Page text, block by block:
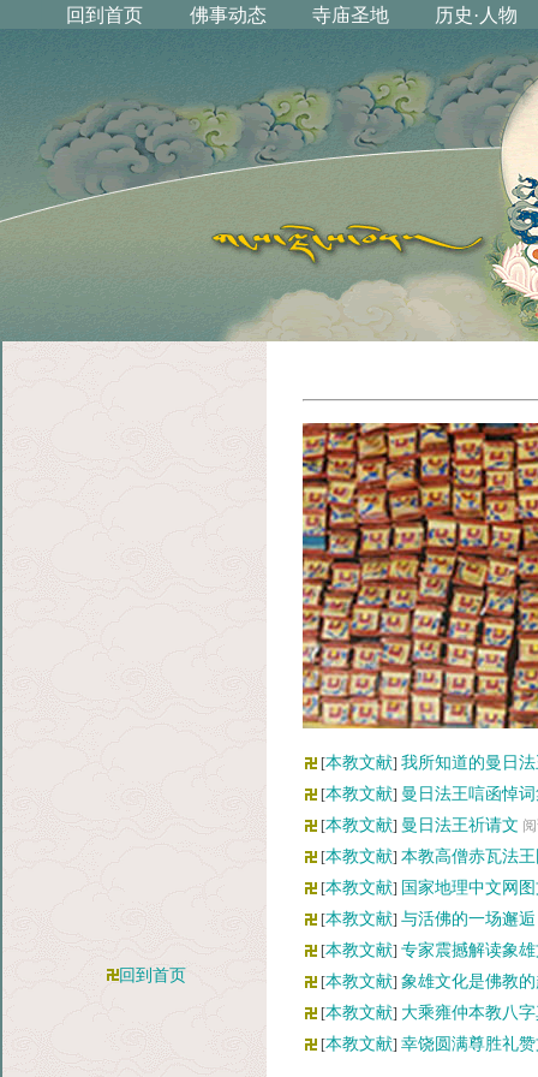
回到首页
[本教文献] 我所知道的曼日
[本教文献] 曼日法王唁函悼
[本教文献] 曼日法王祈请文
[本教文献] 本教高僧赤瓦法
[本教文献] 国家地理中文网
[本教文献] 与活佛的一场邂
[本教文献] 专家震撼解读象
[本教文献] 象雄文化是佛教
[本教文献] 大乘雍仲本教八
[本教文献] 幸饶圆满尊胜礼